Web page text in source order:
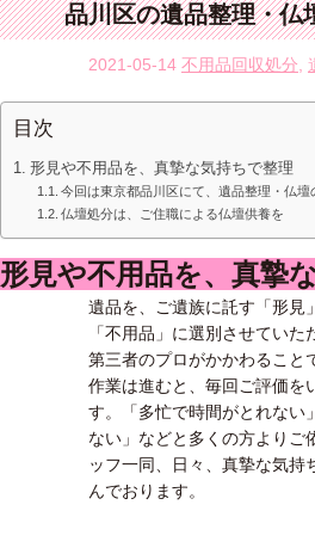
品川区の遺品整理・仏
2021-05-14 不用品回収処分
目次
形見や不用品を、真摯な気持ちで整理
今回は東京都品川区にて、遺品整理・仏壇
仏壇処分は、ご住職による仏壇供養を
形見や不用品を、真摯
遺品を、ご遺族に託す「形見
「不用品」に選別させていた
第三者のプロがかかわること
作業は進むと、毎回ご評価を
す。「多忙で時間がとれない
ない」などと多くの方よりご
ッフ一同、日々、真摯な気持
んでおります。